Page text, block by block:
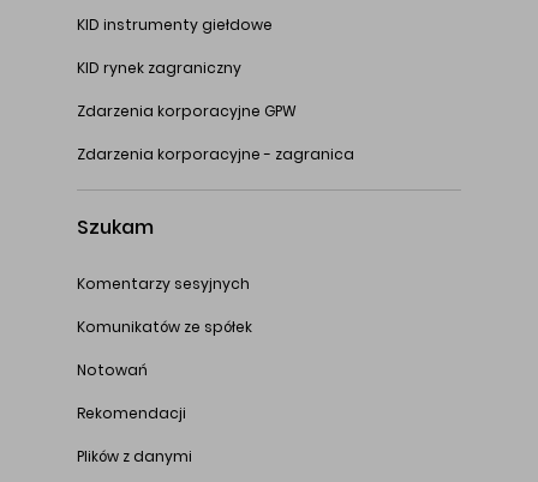
KID instrumenty giełdowe
KID rynek zagraniczny
Zdarzenia korporacyjne GPW
Zdarzenia korporacyjne - zagranica
Szukam
Komentarzy sesyjnych
Komunikatów ze spółek
Notowań
Rekomendacji
Plików z danymi